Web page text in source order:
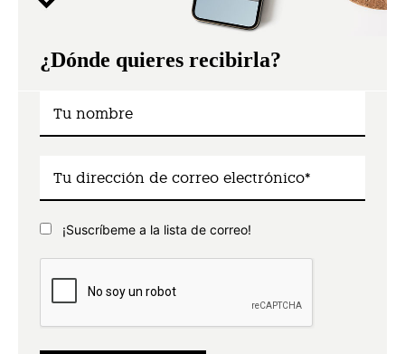
¿Dónde quieres recibirla?
¡Suscríbeme a la lista de correo!